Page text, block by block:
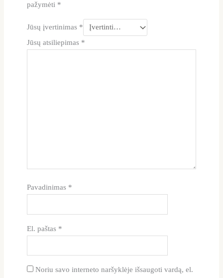
pažymėti *
Jūsų įvertinimas *
Jūsų atsiliepimas *
Pavadinimas *
El. paštas *
Noriu savo interneto naršyklėje išsaugoti vardą, el.